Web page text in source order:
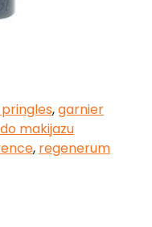
,garnier
makijazu
, regenerum